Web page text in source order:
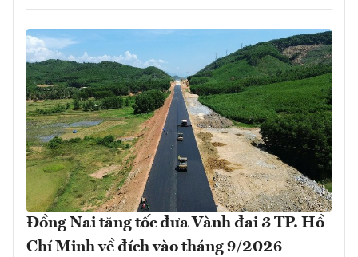
Đồng Nai tăng tốc đưa Vành đai 3 TP. Hồ
Chí Minh về đích vào tháng 9/2026